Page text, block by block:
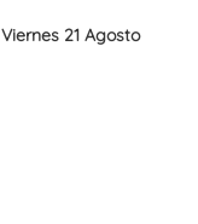
Viernes 21 Agosto